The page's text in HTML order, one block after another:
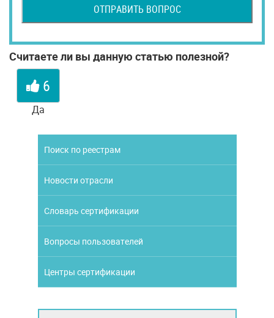
ОТПРАВИТЬ ВОПРОС
Считаете ли вы данную статью полезной?
6
Да
Поиск по реестрам
Новости отрасли
Словарь сертификации
Вопросы пользователей
Центры сертификации